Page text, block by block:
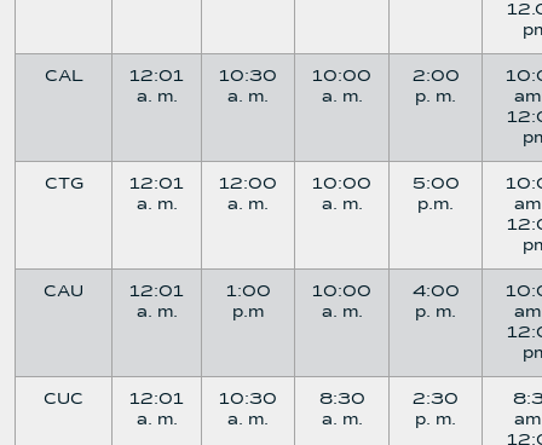
CAL
12:01
a. m.
10:30
a. m.
10:00
a. m.
2:00
p. m.
CTG
12:01
a. m.
12:00
a. m.
10:00
a. m.
5:00
p.m.
CAU
12:01
a. m.
1:00
p.m
10:00
a. m.
4:00
p. m.
CUC
12:01
a. m.
10:30
a. m.
8:30
a. m.
2:30
p. m.